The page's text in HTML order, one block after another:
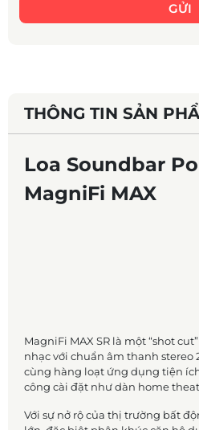
GỬI
THÔNG TIN SẢN
Loa Soundbar
MagniFi MAX
MagniFi MAX SR là một “shot
nhạc với chuẩn âm thanh stereo
cùng hàng loạt ứng dụng tiện
công cài đặt như dàn home
Với sự nở rộ của thị trường bất